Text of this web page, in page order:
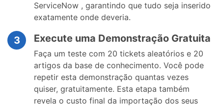
ServiceNow , garantindo que tudo seja inserido
exatamente onde deveria.
3 Execute uma Demonstração Gratuita
Faça um teste com 20 tickets aleatórios e 20
artigos da base de conhecimento. Você pode
repetir esta demonstração quantas vezes
quiser, gratuitamente. Esta etapa também
revela o custo final da importação dos seus